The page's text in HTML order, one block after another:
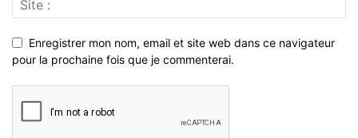
Enregistrer mon nom, email et site web dans ce navigateur
pour la prochaine fois que je commenterai.